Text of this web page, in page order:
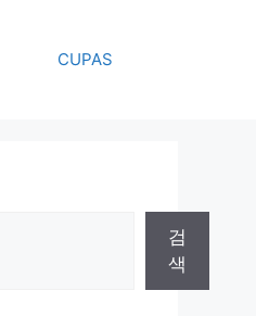
CUPAS
검
색